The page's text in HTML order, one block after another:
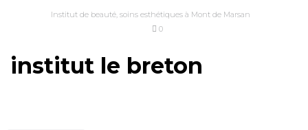
Institut de beauté, soins esthétiques à Mont de Marsan
0
institut le breton